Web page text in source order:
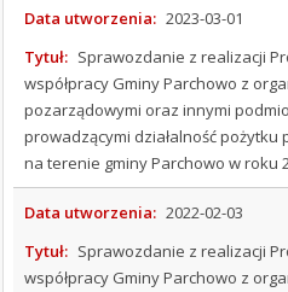
STRATEGIE
I
PROGRAMY
SOŁECTWA
SPRAWOZDANIA
FINANSOWE
Data utworzenia: 2023-03-01
Tytuł: Sprawozdanie z realizacji
współpracy Gminy Parchowo z
pozarządowymi oraz innymi
prowadzącymi działalność pożytku
na terenie gminy Parchowo w roku
Data utworzenia: 2022-02-03
Tytuł: Sprawozdanie z realizacji
współpracy Gminy Parchowo z